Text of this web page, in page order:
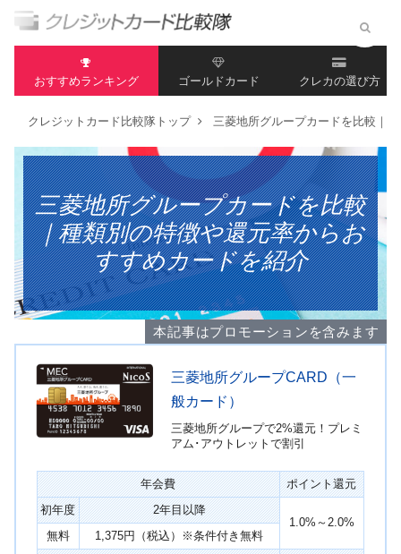
おすすめランキング ゴールドカード クレカの選び方
クレジットカード比較隊トップ 三菱地所グループカードを比較｜
三菱地所グループカードを比較
｜種類別の特徴や還元率からお
すすめカードを紹介
本記事はプロモーションを含みます
三菱地所グループCARD（一
般カード）
三菱地所グループで2%還元！プレミ
アム･アウトレットで割引
年会費
ポイント還元
初年度
2年目以降
1.0%～2.0%
無料
1,375円（税込）※条件付き無料